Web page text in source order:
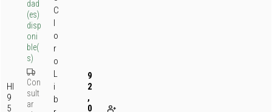
HI
9
5
dad
(es)
disp
oni
ble(
s)
Con
sult
ar
C
l
o
r
o
L
i
b
9
2
,
0